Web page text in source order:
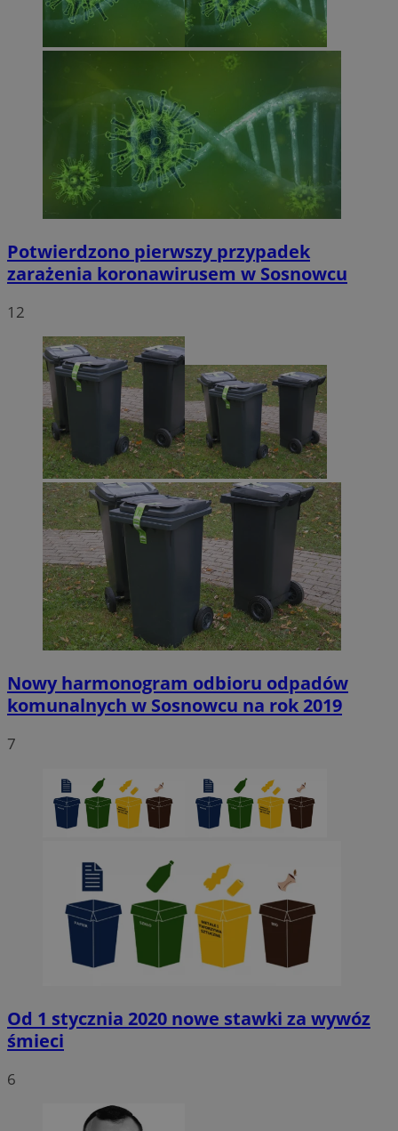
Potwierdzono pierwszy przypadek
zarażenia koronawirusem w Sosnowcu
12
Nowy harmonogram odbioru odpadów
komunalnych w Sosnowcu na rok 2019
7
Od 1 stycznia 2020 nowe stawki za wywóz
śmieci
6